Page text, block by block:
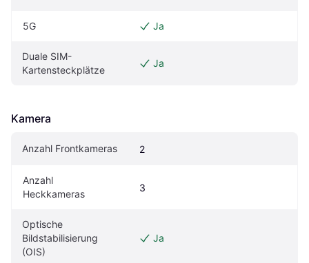
5G Ja
Duale SIM-
Kartensteckplätze
Ja
Kamera
Anzahl Frontkameras 2
Anzahl
Heckkameras
3
Optische
Bildstabilisierung
(OIS)
Ja